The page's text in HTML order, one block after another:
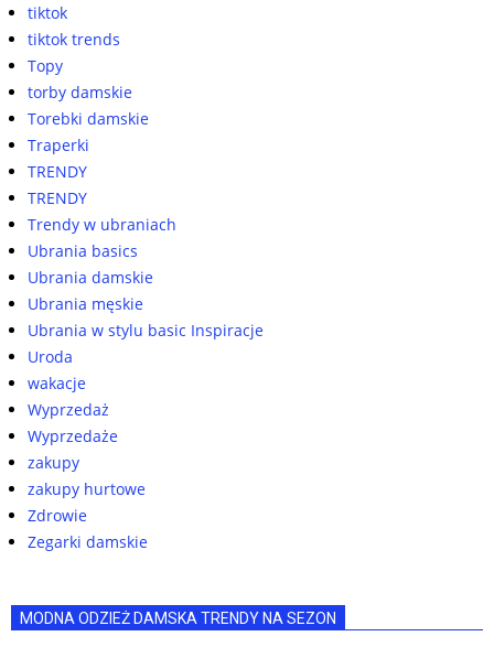
tiktok
tiktok trends
Topy
torby damskie
Torebki damskie
Traperki
TRENDY
TRENDY
Trendy w ubraniach
Ubrania basics
Ubrania damskie
Ubrania męskie
Ubrania w stylu basic Inspiracje
Uroda
wakacje
Wyprzedaż
Wyprzedaże
zakupy
zakupy hurtowe
Zdrowie
Zegarki damskie
MODNA ODZIEŻ DAMSKA TRENDY NA SEZON